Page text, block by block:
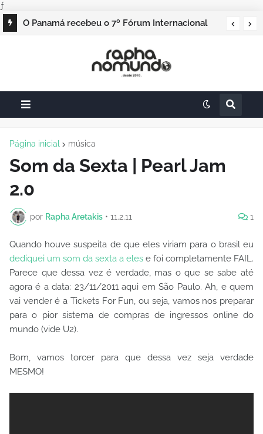
ƒ
O Panamá recebeu o 7º Fórum Internacional
patrimônio e identidade
Ganhadores do Prêmio Pasaporte Abierto 2026
Página inicial música
Som da Sexta | Pearl Jam
2.0
por Rapha Aretakis • 11.2.11 1
Quando houve suspeita de que eles viriam para o brasil eu
dediquei um som da sexta a eles e foi completamente FAIL.
Parece que dessa vez é verdade, mas o que se sabe até
agora é a data: 23/11/2011 aqui em São Paulo. Ah, e quem
vai vender é a Tickets For Fun, ou seja, vamos nos preparar
para o pior sistema de compras de ingressos online do
mundo (vide U2).
Bom, vamos torcer para que dessa vez seja verdade
MESMO!